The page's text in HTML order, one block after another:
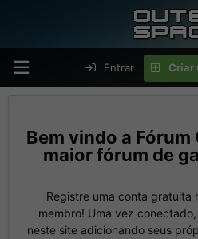
Entrar Criar
Fórum
maior fórum de
Registre uma conta gratuita
membro! Uma vez
neste site adicionando seus